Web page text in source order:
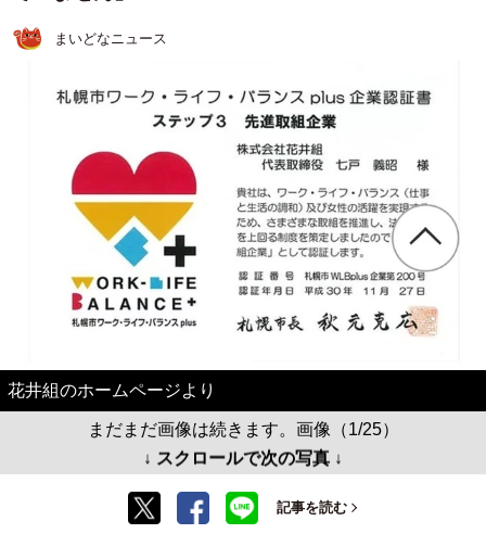
まいどなニュース
花井組のホームページより
まだまだ画像は続きます。画像（1/25）
↓ スクロールで次の写真 ↓
記事を読む